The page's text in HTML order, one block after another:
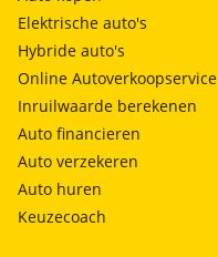
Elektrische auto's
Hybride auto's
Online Autoverkoopservice
Inruilwaarde berekenen
Auto financieren
Auto verzekeren
Auto huren
Keuzecoach